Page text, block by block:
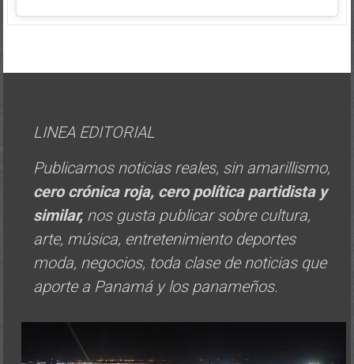
LINEA EDITORIAL
Publicamos noticias reales, sin amarillismo,
cero crónica roja, cero política partidista y
similar, nos gusta publicar sobre cultura,
arte, música, entretenimiento deportes
moda, negocios, toda clase de noticias que
aporte a Panamá y los panameños.